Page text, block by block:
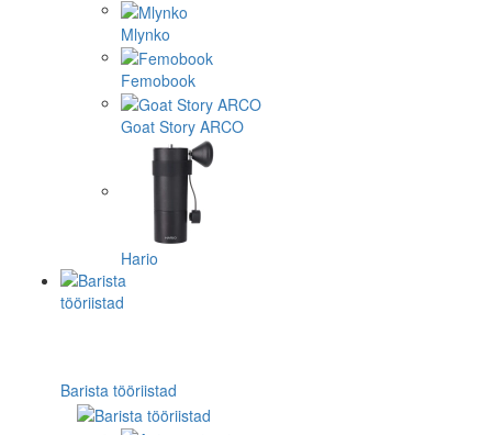
Mlynko
Femobook
Goat Story ARCO
Hario
Barista tööriistad